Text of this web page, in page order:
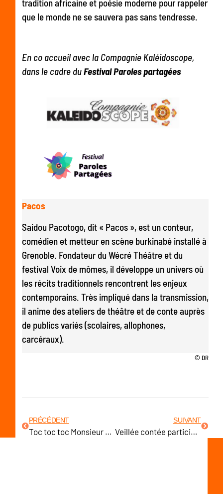
tradition africaine et poésie moderne pour rappeler
que le monde ne se sauvera pas sans tendresse.
En co accueil avec la Compagnie Kaléidoscope,
dans le cadre duFestival Paroles partagées
Pacos
Saidou Pacotogo, dit « Pacos », est un conteur,
comédien et metteur en scène burkinabé installé à
Grenoble. Fondateur du Wécré Théâtre et du
festival Voix de mômes, il développe un univers où
les récits traditionnels rencontrent les enjeux
contemporains. Très impliqué dans la transmission,
il anime des ateliers de théâtre et de conte auprès
de publics variés (scolaires, allophones,
carcéraux).
© DR
PRÉCÉDENT
Toc toc toc Monsieur Pouce
SUIVANT
Veillée contée participative